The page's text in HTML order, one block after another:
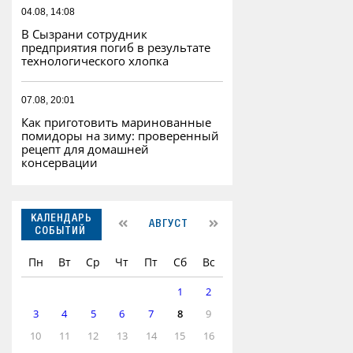
04.08, 14:08
В Сызрани сотрудник
предприятия погиб в результате
технологического хлопка
07.08, 20:01
Как приготовить маринованные
помидоры на зиму: проверенный
рецепт для домашней
консервации
КАЛЕНДАРЬ
СОБЫТИЙ
АВГУСТ
Пн Вт Ср Чт Пт Сб Вс
1
2
3
4 5 6 7 8
9
10
11 12 13 14 15
16